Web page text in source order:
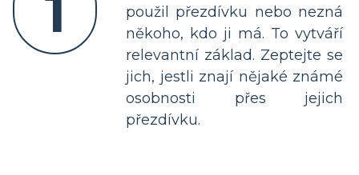
použil přezdívku nebo nezná
někoho, kdo ji má. To vytváří
relevantní základ. Zeptejte se
jich, jestli znají nějaké známé
osobnosti přes jejich
přezdívku.